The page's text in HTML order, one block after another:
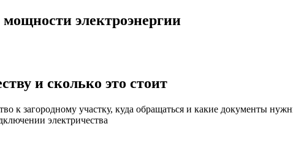
электроэнергии
и сколько это стоит
к загородному участку, куда обращаться и какие документы
электричества